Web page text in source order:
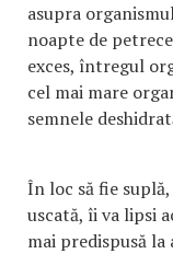
asupra
noapte de
exces, întregul
cel mai mare
semnele
În loc să fie
uscată, îi va lipsi
mai predispusă